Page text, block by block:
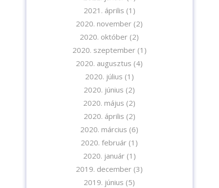
2021. április (1)
2020. november (2)
2020. október (2)
2020. szeptember(1)
2020. augusztus (4)
2020. július (1)
2020. június (2)
2020. május (2)
2020. április (2)
2020. március (6)
2020. február (1)
2020. január(1)
2019. december (3)
2019. június (5)